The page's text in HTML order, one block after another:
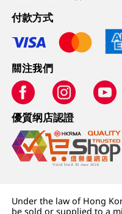
付款方式
關注我們
優質纲店認證
Under the law of Hong
be sold or supplied to a